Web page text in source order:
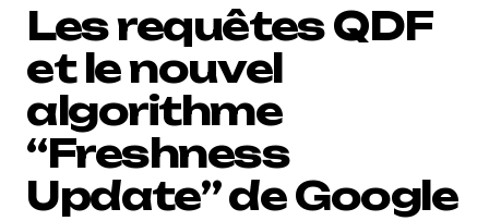
Les requêtes QDF
et le nouvel
algorithme
“Freshness
Update” de Google